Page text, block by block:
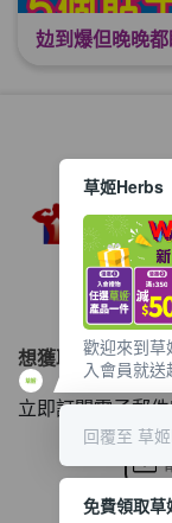
攰到爆但晚晚
想獲取最新的優
立即訂閱電子郵
草姬Herbs
歡迎來到草
入會員就送
回覆至 草
免費領取草